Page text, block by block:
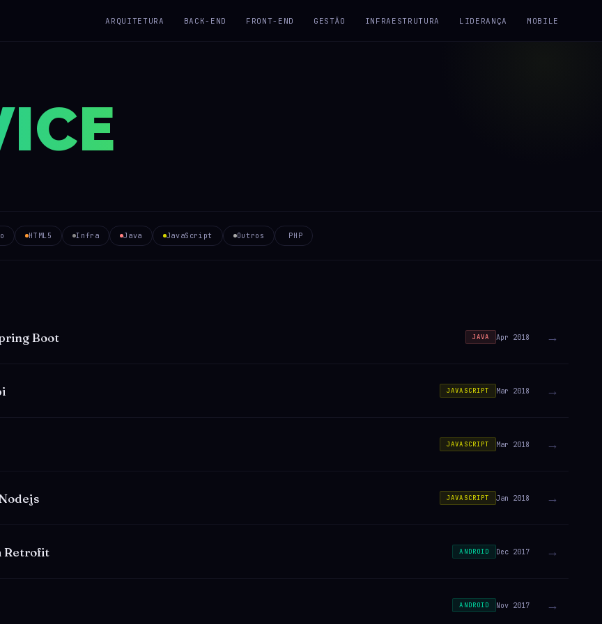
ARQUITETURA BACK-END FRONT-END GESTÃO INFRAESTRUTURA LIDERANÇA MOBILE
HTML5 Infra Java JavaScript Outros PHP
Boot JAVA Apr 2018 →
JAVASCRIPT Mar 2018 →
JAVASCRIPT Mar 2018 →
JAVASCRIPT Jan 2018 →
Retrofit ANDROID Dec 2017 →
ANDROID Nov 2017 →